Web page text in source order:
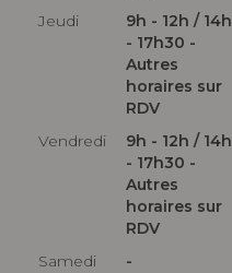
Jeudi
9h - 12h / 14h
- 17h30 -
Autres
horaires sur
RDV
Vendredi
9h - 12h / 14h
- 17h30 -
Autres
horaires sur
RDV
Samedi
-